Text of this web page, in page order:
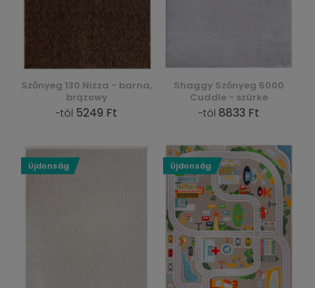
Szőnyeg 130 Nizza - barna,
brązowy
-tól 5249 Ft
Shaggy Szőnyeg 5000
Cuddle - szürke
-tól 8833 Ft
Újdonság Újdonság